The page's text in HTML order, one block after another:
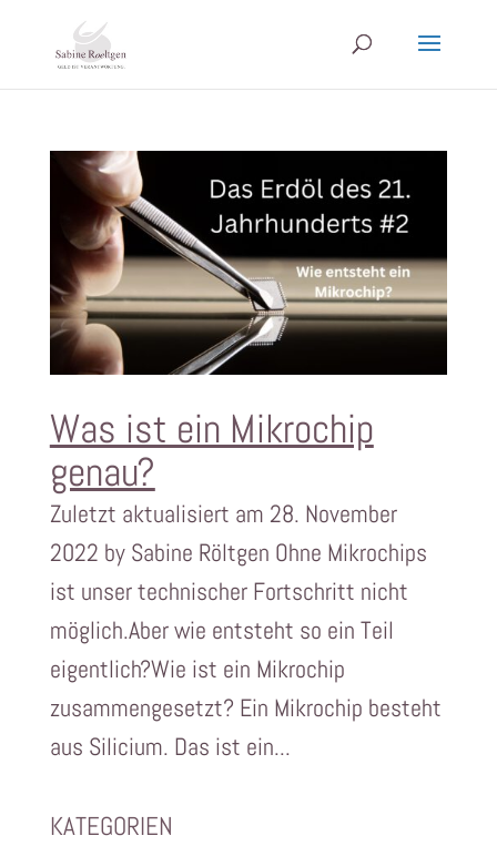
Was ist ein Mikrochip
genau?
Zuletzt aktualisiert am 28. November
2022 by Sabine Röltgen Ohne Mikrochips
ist unser technischer Fortschritt nicht
möglich.Aber wie entsteht so ein Teil
eigentlich?Wie ist ein Mikrochip
zusammengesetzt? Ein Mikrochip besteht
aus Silicium. Das ist ein...
KATEGORIEN